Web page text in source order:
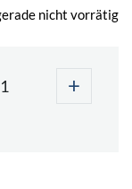
nicht vorrätig
+